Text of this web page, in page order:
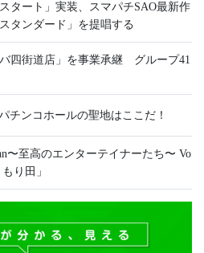
タート」実装、スマパチSAO最新作
タンダード」を提唱する
四街道店」を事業承継 グループ41
チンコホールの聖地はここだ！
〜至高のエンターテイナーたち〜 Vo
り田」